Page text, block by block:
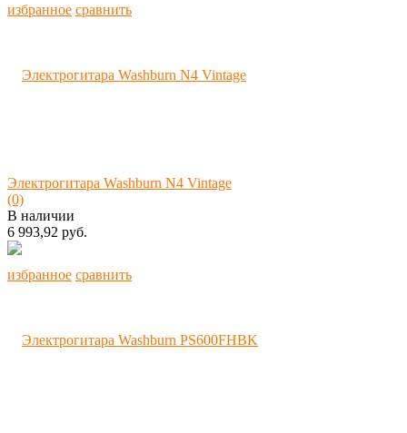
избранное сравнить
избранное сравнить
Электрогитара Washburn N4 Vintage
(0)
В наличии
6 993,92 руб.